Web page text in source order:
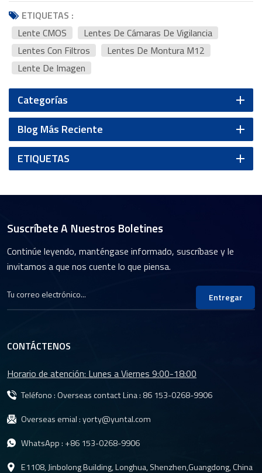
ETIQUETAS :
Lente CMOS
Lentes De Cámaras De Vigilancia
Lentes Con Filtros
Lentes De Montura M12
Lente De Imagen
Categorías
Blog Más Reciente
ETIQUETAS
Suscríbete A Nuestros Boletines
Continúe leyendo, manténgase informado, suscríbase y le
invitamos a que nos cuente lo que piensa.
Entregar
CONTÁCTENOS
Horario de atención: Lunes a Viernes 9:00-18:00
Teléfono : Overseas contact Lina : 86 153-0268-9906
Overseas emial :yorty@yuntal.com
WhatsApp : +86 153-0268-9906
E1108, Jinbolong Building, Longhua, Shenzhen,Guangdong, China